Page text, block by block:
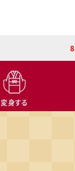
変身する